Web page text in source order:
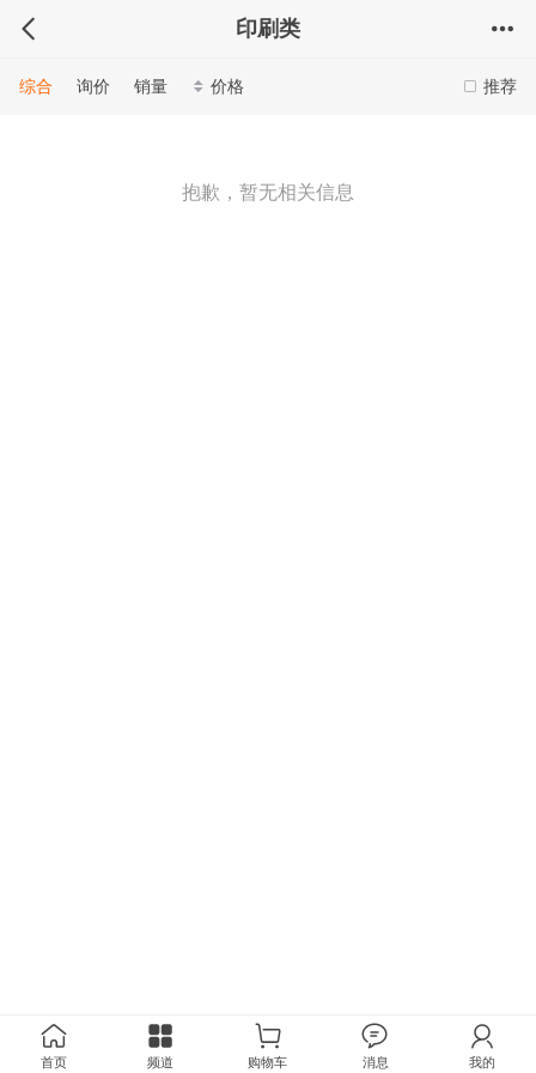
印刷类
推荐
综合 询价 销量 价格
抱歉，暂无相关信息
首页 频道 购物车 消息 我的